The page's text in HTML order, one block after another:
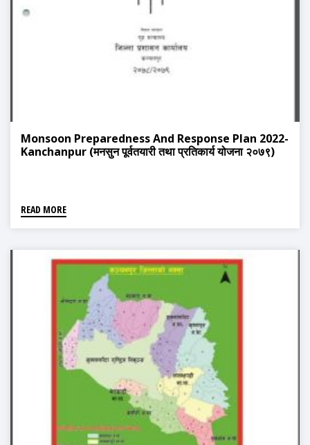
Monsoon Preparedness And Response Plan 2022-
Kanchanpur (मनसुन पूर्वतयारी तथा प्रतिकार्य योजना २०७९)
READ MORE